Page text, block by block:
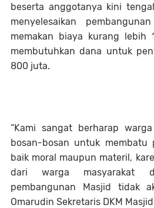
beserta anggotanya kini
menyelesaikan
memakan biaya kurang lebih
membutuhkan dana untuk
800 juta.
“Kami sangat berharap
bosan-bosan untuk membatu
baik moral maupun materil,
dari warga masyarakat
pembangunan Masjid tidak
Omarudin Sekretaris DKM